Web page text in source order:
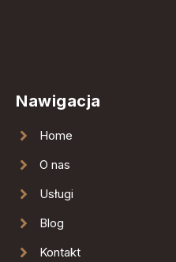
Nawigacja
Home
O nas
Usługi
Blog
Kontakt